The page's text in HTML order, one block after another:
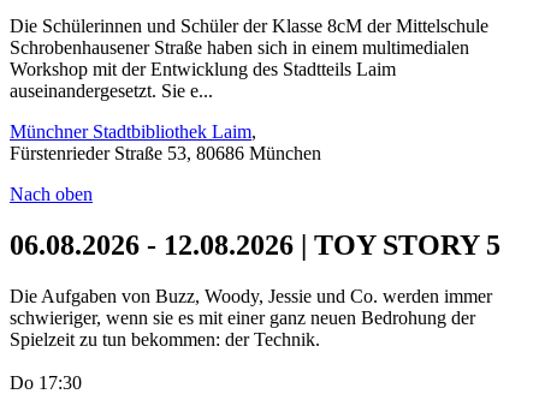
Die Schülerinnen und Schüler der Klasse 8cM der Mittelschule
Schrobenhausener Straße haben sich in einem multimedialen
Workshop mit der Entwicklung des Stadtteils Laim
auseinandergesetzt. Sie e...
Münchner Stadtbibliothek Laim,
Fürstenrieder Straße 53, 80686 München
Nach oben
06.08.2026 - 12.08.2026 | TOY STORY 5
Die Aufgaben von Buzz, Woody, Jessie und Co. werden immer
schwieriger, wenn sie es mit einer ganz neuen Bedrohung der
Spielzeit zu tun bekommen: der Technik.
Do 17:30